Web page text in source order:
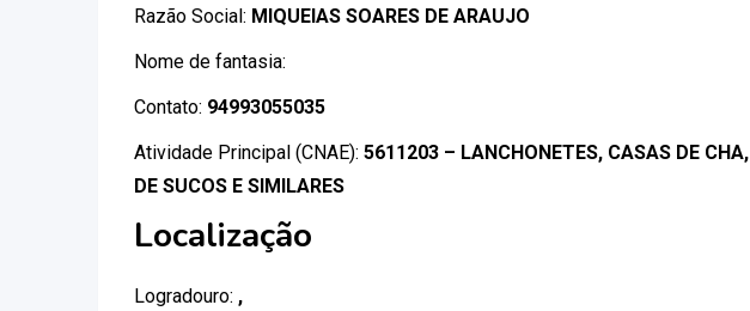
Razão Social: MIQUEIAS SOARES DE ARAUJO
Nome de fantasia:
Contato: 94993055035
Atividade Principal (CNAE): 5611203 – LANCHONETES, CASAS DE CHA,
DE SUCOS E SIMILARES
Localização
Logradouro: ,